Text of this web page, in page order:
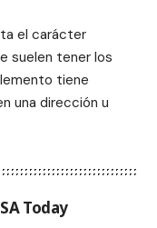
el carácter
suelen tener los
tiene
una dirección u
Today